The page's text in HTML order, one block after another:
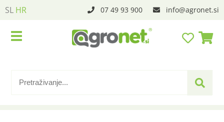
SL HR 07 49 93 900 info agronet.si